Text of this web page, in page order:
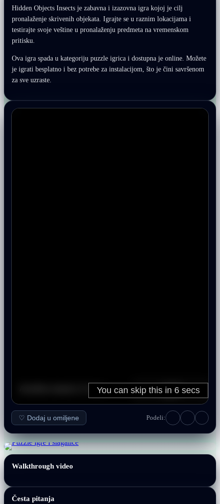
Hidden Objects Insects je zabavna i izazovna igra kojoj je cilj
pronalaženje skrivenih objekata. Igrajte se u raznim lokacijama i
testirajte svoje veštine u pronalaženju predmeta na vremenskom
pritisku.
Ova igra spada u kategoriju puzzle igrica i dostupna je online. Možete
je igrati besplatno i bez potrebe za instalacijom, što je čini savršenom
za sve uzraste.
♡ Dodaj u omiljene Podeli:
Walkthrough video
Česta pitanja